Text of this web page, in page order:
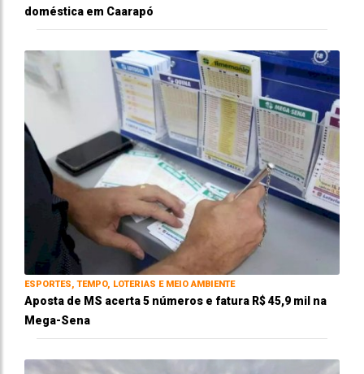
doméstica em Caarapó
ESPORTES, TEMPO, LOTERIAS E MEIO AMBIENTE
Aposta de MS acerta 5 números e fatura R$ 45,9 mil na
Mega-Sena